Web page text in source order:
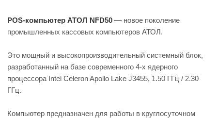
POS-компьютер АТОЛ NFD50 — новое поколение
промышленных кассовых компьютеров АТОЛ.
Это мощный и высокопроизводительный системный блок,
разработанный на базе современного 4-х ядерного
процессора Intel Celeron Apollo Lake J3455, 1.50 ГГц / 2.30
ГГц.
Компьютер предназначен для работы в круглосуточном